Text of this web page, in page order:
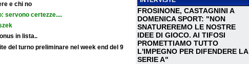
e chi no
servono certezze....
in lista..
del turno preliminare nel week end del 9
FROSINONE, CASTAGNINI A
DOMENICA SPORT: "NON
SNATUREREMO LE NOSTRE
IDEE DI GIOCO. AI TIFOSI
PROMETTIAMO TUTTO
L'IMPEGNO PER DIFENDERE LA
SERIE A"